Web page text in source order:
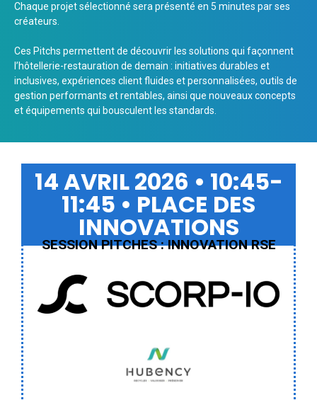
Chaque projet sélectionné sera présenté en 5 minutes par ses
créateurs.
Ces Pitchs permettent de découvrir les solutions qui façonnent
l’hôtellerie-restauration de demain : initiatives durables et
inclusives, expériences client fluides et personnalisées, outils de
gestion performants et rentables, ainsi que nouveaux concepts
et équipements qui bousculent les standards.
14 AVRIL 2026 • 10:45-
11:45 • PLACE DES
INNOVATIONS
SESSION PITCHES : INNOVATION RSE
Scorp-io
HUBENCY